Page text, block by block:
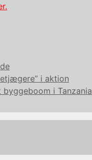
i aktion
i Tanzania